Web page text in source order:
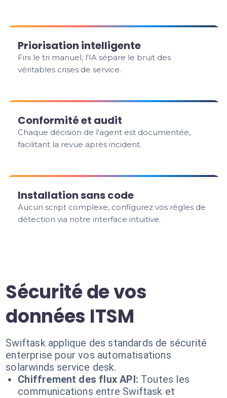
Priorisation intelligente
Fini le tri manuel, l'IA sépare le bruit des
véritables crises de service.
Conformité et audit
Chaque décision de l'agent est documentée,
facilitant la revue après incident.
Installation sans code
Aucun script complexe, configurez vos règles de
détection via notre interface intuitive.
Sécurité de vos
données ITSM
Swiftask applique des standards de sécurité
enterprise pour vos automatisations
solarwinds service desk.
Chiffrement des flux API: Toutes les
communications entre Swiftask et